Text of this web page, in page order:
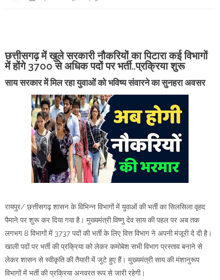
छत्तीसगढ़ में खुले सरकारी नौकरियों का पिटारा कई विभागों
में होंगे 3700 से अधिक पदों पर भर्ती..प्रक्रिया शुरू
साय सरकार में मिल रहा युवाओं को भविष्य संवारने का सुनहरा अवसर
रायपुर/ छत्तीसगढ़ शासन के विभिन्न विभागों में युवाओं की भर्ती का सिलसिला वृहद
पैमाने पर शुरू कर दिया गया है। मुख्यमंत्री विष्णु देव साय की पहल पर अब तक
लगभग 8 विभागों में 3737 पदों की भर्ती के लिए वित्त विभाग ने अपनी मंजूरी दे दी है।
खाली पदों पर भर्ती की प्रक्रिया को लेकर कमोबेश सभी विभाग प्रस्ताव बनाने से
लेकर शासन से स्वीकृति की तैयारी में जुटे हुए हैं। मुख्यमंत्री साय की मंशानुरूप
विभागों में भर्ती की प्रक्रिया अनवरत रूप से जारी रहेगी।